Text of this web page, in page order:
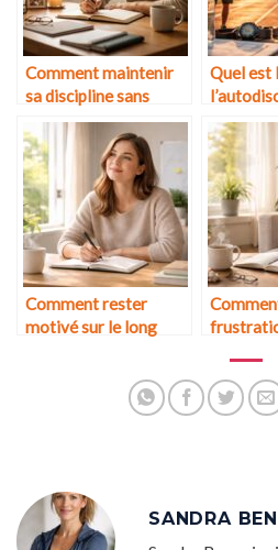
Comment maintenir
sa discipline sans
perdre le plaisir ?
Quel est
Comment rester
motivé sur le long
SANDRA